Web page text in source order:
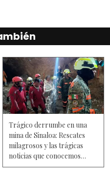
Trágico derrumbe en una
mina de Sinaloa: Rescates
milagrosos y las trágicas
noticias que conocemos
hasta ahora